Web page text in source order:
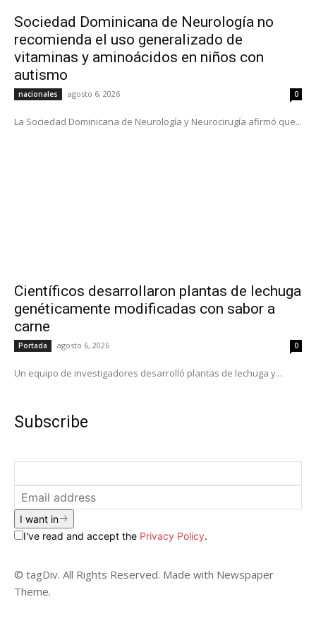
Sociedad Dominicana de Neurología no
recomienda el uso generalizado de
vitaminas y aminoácidos en niños con
autismo
nacionales agosto 6, 2026 0
La Sociedad Dominicana de Neurología y Neurocirugía afirmó que...
Científicos desarrollaron plantas de lechuga
genéticamente modificadas con sabor a
carne
Portada agosto 6, 2026 0
Un equipo de investigadores desarrolló plantas de lechuga y...
Subscribe
I want in
I've read and accept the Privacy Policy.
© tagDiv. All Rights Reserved. Made with Newspaper
Theme.